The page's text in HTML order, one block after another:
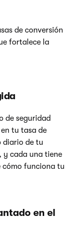
de conversión
fortalece la
de seguridad
tu tasa de
diario de tu
y cada una tiene
cómo funciona tu
en el